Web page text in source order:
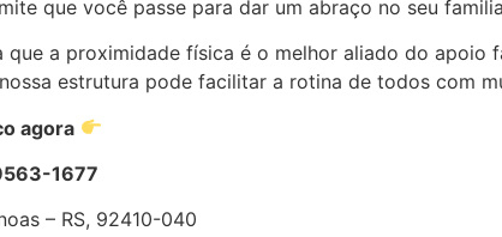
que você passe para dar um abraço no seu
que a proximidade física é o melhor aliado do apoio
estrutura pode facilitar a rotina de todos com
agora
1677
– RS, 92410-040